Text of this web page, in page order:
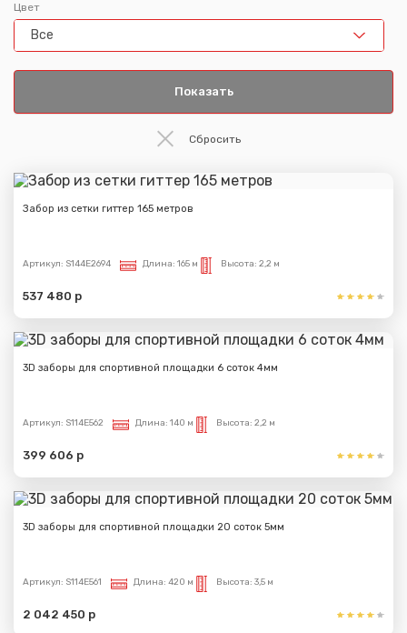
Цвет
Все
Забор из сетки гиттер 165 метров
Артикул: S144E2694 Длина: 165 м Высота: 2,2 м
537 480 р
3D заборы для спортивной площадки 6 соток 4мм
Артикул: S114E562 Длина: 140 м Высота: 2,2 м
399 606 р
3D заборы для спортивной площадки 20 соток 5мм
Артикул: S114E561 Длина: 420 м Высота: 3,5 м
2 042 450 р